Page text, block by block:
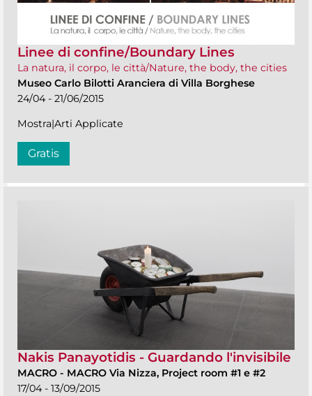
Linee di confine/Boundary Lines
La natura, il corpo, le città/Nature, the body, the cities
Museo Carlo Bilotti Aranciera di Villa Borghese
24/04 - 21/06/2015
Mostra|Arti Applicate
Gratis
Nakis Panayotidis - Guardando l'invisibile
MACRO - MACRO Via Nizza, Project room #1 e #2
17/04 - 13/09/2015